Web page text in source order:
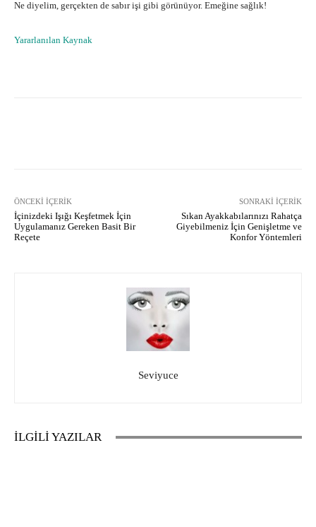
Ne diyelim, gerçekten de sabır işi gibi görünüyor. Emeğine sağlık!
Yararlanılan Kaynak
ÖNCEKI İÇERIK
İçinizdeki Işığı Keşfetmek İçin
Uygulamanız Gereken Basit Bir
Reçete
SONRAKI İÇERIK
Sıkan Ayakkabılarınızı Rahatça
Giyebilmeniz İçin Genişletme ve
Konfor Yöntemleri
Seviyuce
İLGİLİ YAZILAR